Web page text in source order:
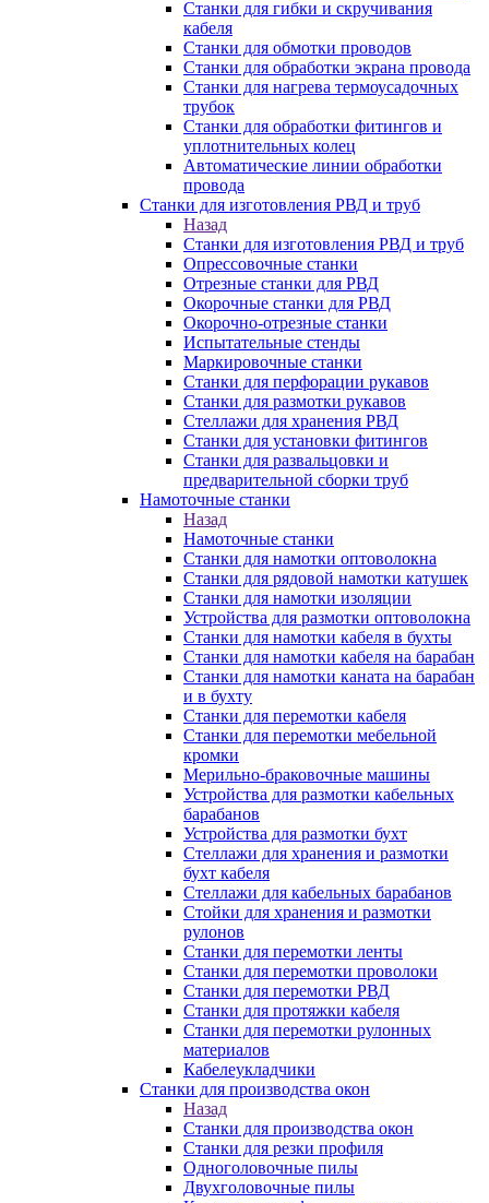
Станки для гибки и скручивания
кабеля
Станки для обмотки проводов
Станки для обработки экрана провода
Станки для нагрева термоусадочных
трубок
Станки для обработки фитингов и
уплотнительных колец
Автоматические линии обработки
провода
Станки для изготовления РВД и труб
Назад
Станки для изготовления РВД и труб
Опрессовочные станки
Отрезные станки для РВД
Окорочные станки для РВД
Окорочно-отрезные станки
Испытательные стенды
Маркировочные станки
Станки для перфорации рукавов
Станки для размотки рукавов
Стеллажи для хранения РВД
Станки для установки фитингов
Станки для развальцовки и
предварительной сборки труб
Намоточные станки
Назад
Намоточные станки
Станки для намотки оптоволокна
Станки для рядовой намотки катушек
Станки для намотки изоляции
Устройства для размотки оптоволокна
Станки для намотки кабеля в бухты
Станки для намотки кабеля на барабан
Станки для намотки каната на барабан
и в бухту
Станки для перемотки кабеля
Станки для перемотки мебельной
кромки
Мерильно-браковочные машины
Устройства для размотки кабельных
барабанов
Устройства для размотки бухт
Стеллажи для хранения и размотки
бухт кабеля
Стеллажи для кабельных барабанов
Стойки для хранения и размотки
рулонов
Станки для перемотки ленты
Станки для перемотки проволоки
Станки для перемотки РВД
Станки для протяжки кабеля
Станки для перемотки рулонных
материалов
Кабелеукладчики
Станки для производства окон
Назад
Станки для производства окон
Станки для резки профиля
Одноголовочные пилы
Двухголовочные пилы